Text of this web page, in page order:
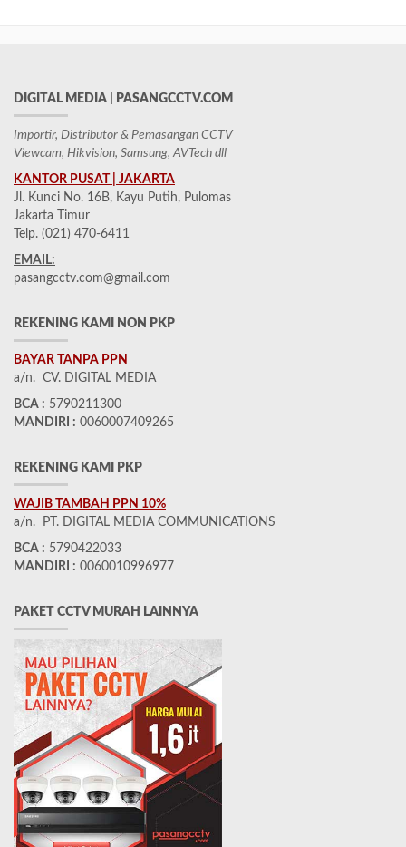
DIGITAL MEDIA | PASANGCCTV.COM
Importir, Distributor & Pemasangan CCTV
Viewcam, Hikvision, Samsung, AVTech dll
KANTOR PUSAT | JAKARTA
Jl. Kunci No. 16B, Kayu Putih, Pulomas
Jakarta Timur
Telp. (021) 470-6411
EMAIL:
pasangcctv.com@gmail.com
REKENING KAMI NON PKP
BAYAR TANPA PPN
a/n. CV. DIGITAL MEDIA
BCA : 5790211300
MANDIRI : 0060007409265
REKENING KAMI PKP
WAJIB TAMBAH PPN 10%
a/n. PT. DIGITAL MEDIA COMMUNICATIONS
BCA : 5790422033
MANDIRI : 0060010996977
PAKET CCTV MURAH LAINNYA